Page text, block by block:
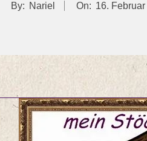
By: Nariel On: 16.